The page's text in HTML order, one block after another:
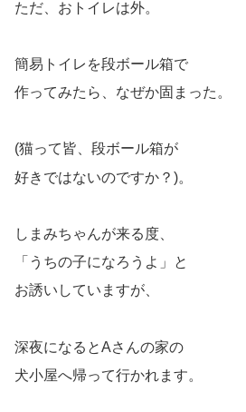
ただ、おトイレは外。
簡易トイレを段ボール箱で
作ってみたら、なぜか固まった。
(猫って皆、段ボール箱が
好きではないのですか？)。
しまみちゃんが来る度、
「うちの子になろうよ」と
お誘いしていますが、
深夜になるとAさんの家の
犬小屋へ帰って行かれます。